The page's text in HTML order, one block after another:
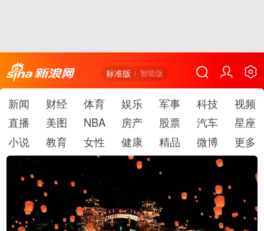
标准版 智能版
新闻 财经 体育 娱乐 军事 科技
视频
直播
美图 NBA 房产 股票 汽车
星座
小说
教育 女性 健康 精品 微博 更多